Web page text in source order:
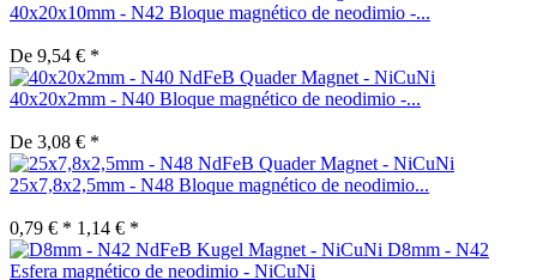
40x20x10mm - N42 Bloque magnético de neodimio -...
De 9,54 € *
40x20x2mm - N40 Bloque magnético de neodimio -...
De 3,08 € *
25x7,8x2,5mm - N48 Bloque magnético de neodimio...
0,79 € * 1,14 € *
D8mm - N42
Esfera magnético de neodimio - NiCuNi